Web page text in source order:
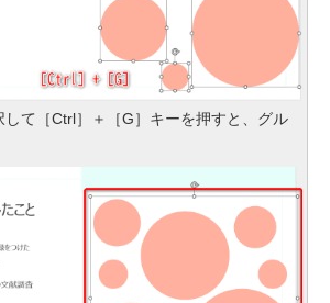
て［Ctrl］＋［G］キーを押すと、グル